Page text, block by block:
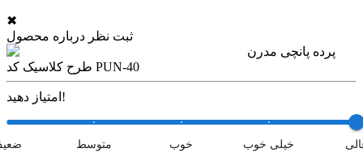
✖
ثبت نظر درباره محصول
پرده پانچی مدرن
طرح کلاسیک کد PUN-40
امتیاز دهید!
متوسط خوب خیلی خوب